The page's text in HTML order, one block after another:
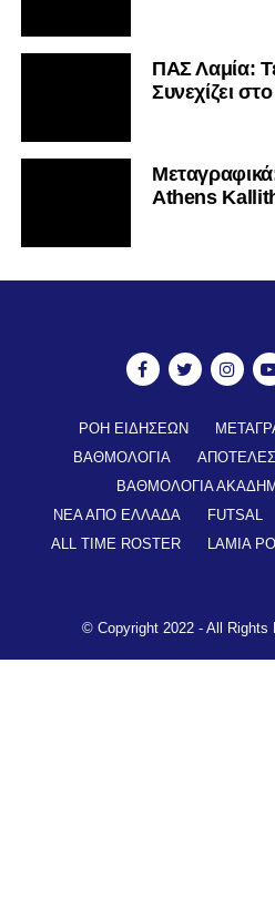
ΠΑΣ Λαμία:
Συνεχίζει
Athens
ΡΟΗ ΕΙΔΗΣΕΩΝ
ΒΑΘΜΟΛΟΓΙΑ
ΒΑΘΜΟΛΟΓΙΑ
ΝΕΑ ΑΠΟ ΕΛΛΑΔΑ
FUTSAL
ALL TIME ROSTER
LAMIA
© Copyright 2022 - All Rights